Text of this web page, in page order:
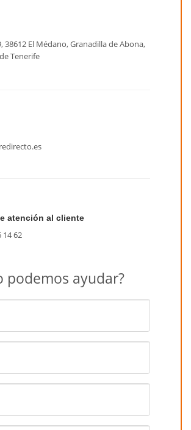
38612 El Médano, Granadilla de Abona,
Tenerife
atención al cliente
14 62
podemos ayudar?